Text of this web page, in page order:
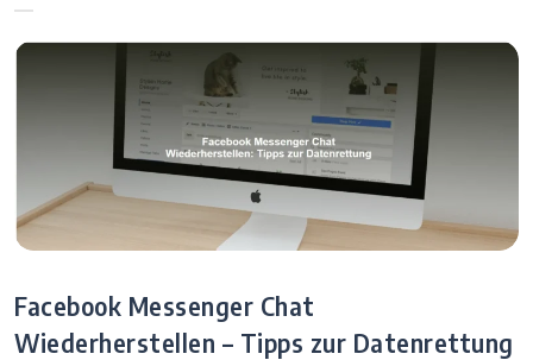
Anmeldung
Facebook Messenger Chat
Wiederherstellen – Tipps zur Datenrettung